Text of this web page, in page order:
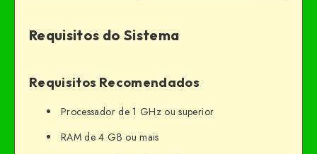
Requisitos do Sistema
Requisitos Recomendados
Processador de 1 GHz ou superior
RAM de 4 GB ou mais